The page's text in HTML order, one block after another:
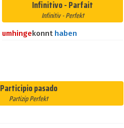
Infinitivo - Parfait
Infinitiv - Perfekt
umhingekonnt haben
Participio pasado
Partizip Perfekt